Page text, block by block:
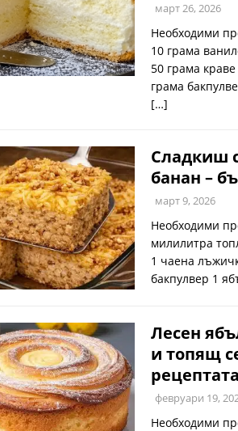
март 26, 2026
Необходими
10 грама
50 грама
грама
[…]
Сладкиш
банан –
март 9, 2026
Необходими
милилитра
1 чаена
бакпулвер 1
Лесен
и топящ
февруари 19,
Необходими